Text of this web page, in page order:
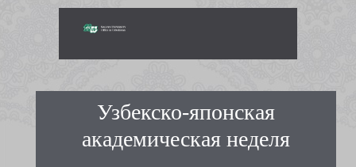
Узбекско-японская
академическая неделя